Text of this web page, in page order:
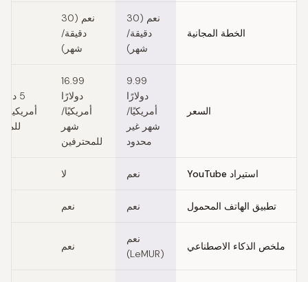
الخطة المجانية
نعم (30
دقيقة/
شهر)
نعم (30
دقيقة/
شهر)
السعر
9.99
دولارًا
أمريكيًا/
شهر غير
محدود
16.99
دولارًا
أمريكيًا/
شهر
للمحترفين
5
استيراد YouTube نعم لا
تطبيق الهاتف المحمول نعم نعم
ملخص الذكاء الاصطناعي
نعم
(LeMUR)
نعم